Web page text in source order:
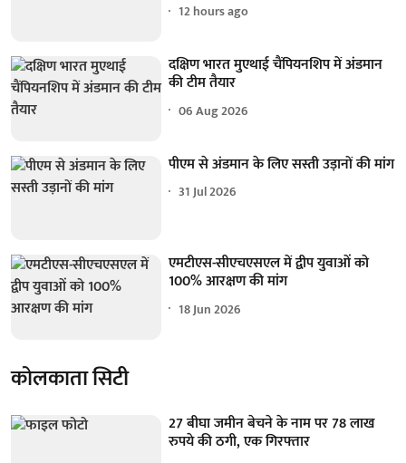
12 hours ago
दक्षिण भारत मुएथाई चैंपियनशिप में अंडमान
की टीम तैयार
06 Aug 2026
पीएम से अंडमान के लिए सस्ती उड़ानों की मांग
31 Jul 2026
एमटीएस-सीएचएसएल में द्वीप युवाओं को
100% आरक्षण की मांग
18 Jun 2026
कोलकाता सिटी
27 बीघा जमीन बेचने के नाम पर 78 लाख
रुपये की ठगी, एक गिरफ्तार